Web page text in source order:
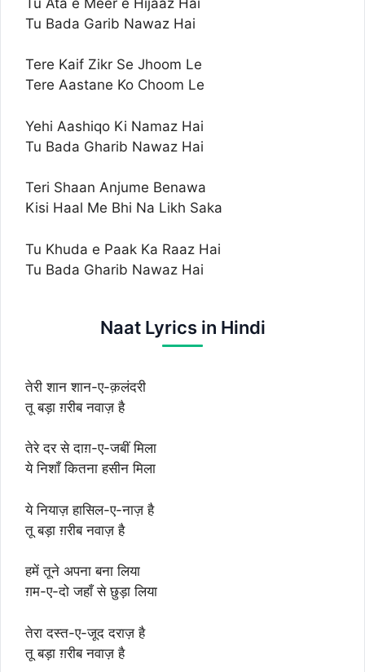
Tu Bada Garib Nawaz Hai
Tere Kaif Zikr Se Jhoom Le
Tere Aastane Ko Choom Le
Yehi Aashiqo Ki Namaz Hai
Tu Bada Gharib Nawaz Hai
Teri Shaan Anjume Benawa
Kisi Haal Me Bhi Na Likh Saka
Tu Khuda e Paak Ka Raaz Hai
Tu Bada Gharib Nawaz Hai
Naat Lyrics in Hindi
तेरी शान शान-ए-क़लंदरी
तू बड़ा ग़रीब नवाज़ है
तेरे दर से दाग़-ए-जबीं मिला
ये निशाँ कितना हसीन मिला
ये नियाज़ हासिल-ए-नाज़ है
तू बड़ा ग़रीब नवाज़ है
हमें तूने अपना बना लिया
ग़म-ए-दो जहाँ से छुड़ा लिया
तेरा दस्त-ए-जूद दराज़ है
तू बड़ा ग़रीब नवाज़ है